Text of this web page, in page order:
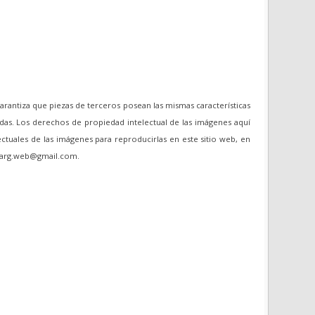
que piezas de terceros posean las mismas características
Los derechos de propiedad intelectual de las imágenes aquí
de las imágenes para reproducirlas en este sitio web, en